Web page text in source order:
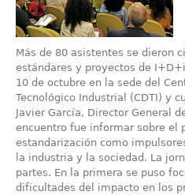
Más de 80 asistentes se dieron
estándares y proyectos de
10 de octubre en la sede del
Tecnológico Industrial (CDTI) y
Javier García, Director General
encuentro fue informar sobre el
estandarización como
la industria y la sociedad. La
partes. En la primera se puso
dificultades del impacto en los